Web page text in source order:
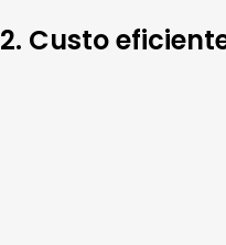
2. Custo